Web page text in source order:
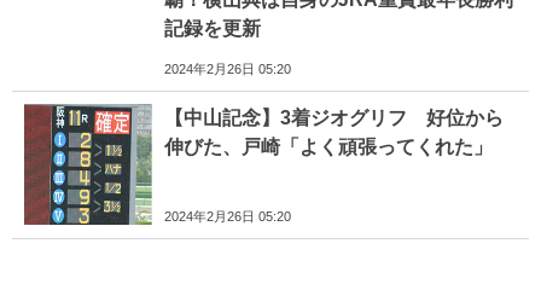
記録を更新
2024年2月26日 05:20
【中山記念】3着ジオグリフ 好位から
伸びた、戸崎「よく頑張ってくれた」
2024年2月26日 05:20